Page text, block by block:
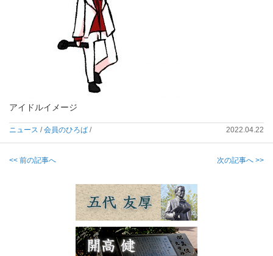
アイドルイメージ
ニュース /会員のひろば / 2022.04.22
<< 前の記事へ 次の記事へ >>